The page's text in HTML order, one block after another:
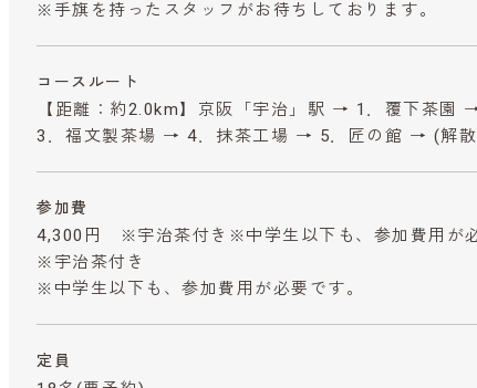
※手旗を持ったスタッフがお待ちしております。
コースルート
【距離：約2.0km】京阪「宇治」駅 → 1．覆下茶
3．福文製茶場 → 4．抹茶工場 → 5．匠の館 → (解散
参加費
4,300円 ※宇治茶付き※中学生以下も、参加費用が必
※宇治茶付き
※中学生以下も、参加費用が必要です。
定員